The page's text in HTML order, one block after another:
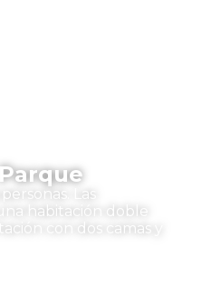
Las
habitación doble
con dos camas y